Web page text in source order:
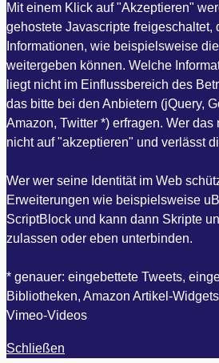
Mit einem Klick auf "Akzeptieren"
gehostete Javascripte freigeschaltet,
Informationen, wie beispielsweise
weitergeben können. Welche
liegt nicht im Einflussbereich des
das bitte bei den Anbietern (jQuery,
Amazon, Twitter *) erfragen. Wer das
nicht auf "akzeptieren" und verlässt
Wer wer seine Identität im Web
Erweiterungen wie beispielsweise
ScriptBlock und kann dann Skripte
zulassen oder eben unterbinden.
* genauer: eingebettete Tweets,
Bibliotheken, Amazon Artikel-
Vimeo-Videos
Schließen